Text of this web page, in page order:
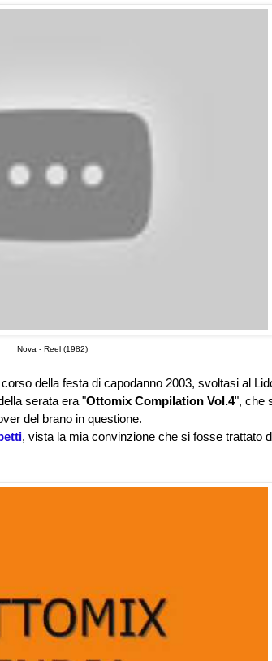
Nova - Reel (1982)
della festa di capodanno 2003, svoltasi al
serata era "Ottomix Compilation Vol.4", che
del brano in questione.
, vista la mia convinzione che si fosse trattato